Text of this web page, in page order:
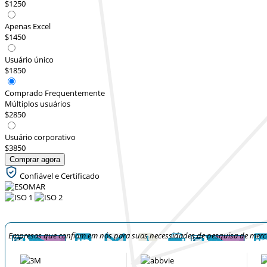
$1250
Apenas Excel
$1450
Usuário único
$1850
Comprado Frequentemente
Múltiplos usuários
$2850
Usuário corporativo
$3850
Comprar agora
Confiável e Certificado
Empresas que confiam em nós para suas necessidades de pesquisa de